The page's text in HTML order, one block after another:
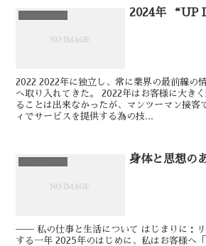
2024年 “UP
2022 2022年に独立し、常に業界の最前線の
へ取り入れてきた。 2022年はお客様に大き
ることは出来なかったが、マンツーマン接客
ィでサービスを提供する為の技...
身体と思想の
── 私の仕事と生活について はじまりに：
する一年 2025年のはじめに、私はお客様へ